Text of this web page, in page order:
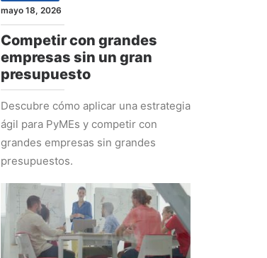
mayo 18, 2026
Competir con grandes
empresas sin un gran
presupuesto
Descubre cómo aplicar una estrategia
ágil para PyMEs y competir con
grandes empresas sin grandes
presupuestos.